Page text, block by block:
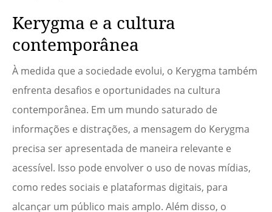
Kerygma e a cultura
contemporânea
À medida que a sociedade evolui, o Kerygma também
enfrenta desafios e oportunidades na cultura
contemporânea. Em um mundo saturado de
informações e distrações, a mensagem do Kerygma
precisa ser apresentada de maneira relevante e
acessível. Isso pode envolver o uso de novas mídias,
como redes sociais e plataformas digitais, para
alcançar um público mais amplo. Além disso, o